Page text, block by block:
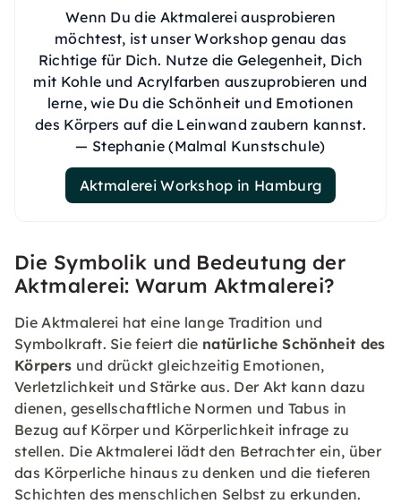
Wenn Du die Aktmalerei ausprobieren
möchtest, ist unser Workshop genau das
Richtige für Dich. Nutze die Gelegenheit, Dich
mit Kohle und Acrylfarben auszuprobieren und
lerne, wie Du die Schönheit und Emotionen
des Körpers auf die Leinwand zaubern kannst.
— Stephanie (Malmal Kunstschule)
Aktmalerei Workshop in Hamburg
Die Symbolik und Bedeutung der
Aktmalerei: Warum Aktmalerei?
Die Aktmalerei hat eine lange Tradition und
Symbolkraft. Sie feiert die natürliche Schönheit des
Körpers und drückt gleichzeitig Emotionen,
Verletzlichkeit und Stärke aus. Der Akt kann dazu
dienen, gesellschaftliche Normen und Tabus in
Bezug auf Körper und Körperlichkeit infrage zu
stellen. Die Aktmalerei lädt den Betrachter ein, über
das Körperliche hinaus zu denken und die tieferen
Schichten des menschlichen Selbst zu erkunden.